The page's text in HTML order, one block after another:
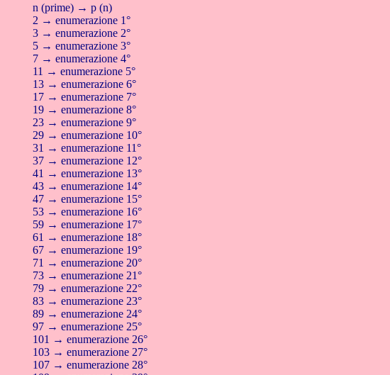
n (prime) → p (n)
2 → enumerazione 1°
3 → enumerazione 2°
5 → enumerazione 3°
7 → enumerazione 4°
11 → enumerazione 5°
13 → enumerazione 6°
17 → enumerazione 7°
19 → enumerazione 8°
23 → enumerazione 9°
29 → enumerazione 10°
31 → enumerazione 11°
37 → enumerazione 12°
41 → enumerazione 13°
43 → enumerazione 14°
47 → enumerazione 15°
53 → enumerazione 16°
59 → enumerazione 17°
61 → enumerazione 18°
67 → enumerazione 19°
71 → enumerazione 20°
73 → enumerazione 21°
79 → enumerazione 22°
83 → enumerazione 23°
89 → enumerazione 24°
97 → enumerazione 25°
101 → enumerazione 26°
103 → enumerazione 27°
107 → enumerazione 28°